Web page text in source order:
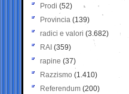
Prodi (52)
Provincia (139)
radici e valori (3.682)
RAI (359)
rapine (37)
Razzismo (1.410)
Referendum (200)